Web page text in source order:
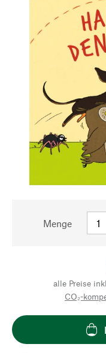
Menge
alle Preise
CO₂-